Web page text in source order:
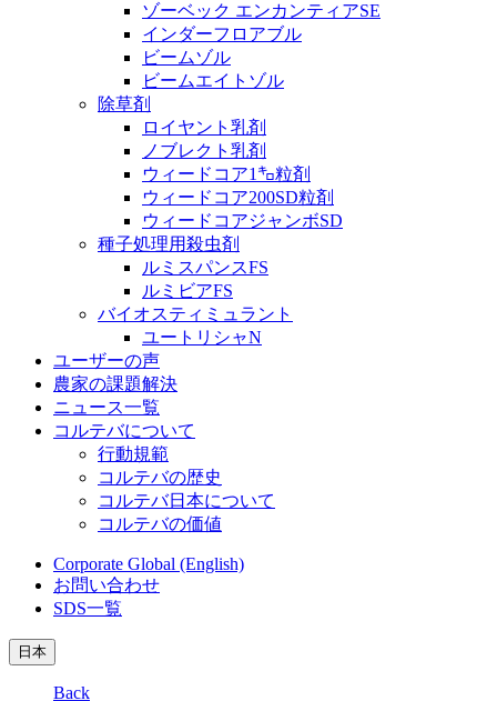
ゾーベック エンカンティアSE
インダーフロアブル
ビームゾル
ビームエイトゾル
除草剤
ロイヤント乳剤
ノブレクト乳剤
ウィードコア1㌔粒剤
ウィードコア200SD粒剤
ウィードコアジャンボSD
種子処理用殺虫剤
ルミスパンスFS
ルミビアFS
バイオスティミュラント
ユートリシャN
ユーザーの声
農家の課題解決
ニュース一覧
コルテバについて
行動規範
コルテバの歴史
コルテバ日本について
コルテバの価値
Corporate Global (English)
お問い合わせ
SDS一覧
日本
Back